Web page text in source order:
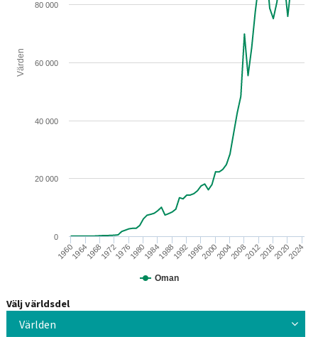
Värden
Oman
19601964196819721976198019841988199219962000200420082012201620202024
0
20 000
40 000
60 000
80 000
Välj världsdel
Världen